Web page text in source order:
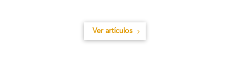
Ver artículos